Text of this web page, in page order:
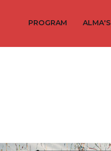
PROGRAM ALMA'S